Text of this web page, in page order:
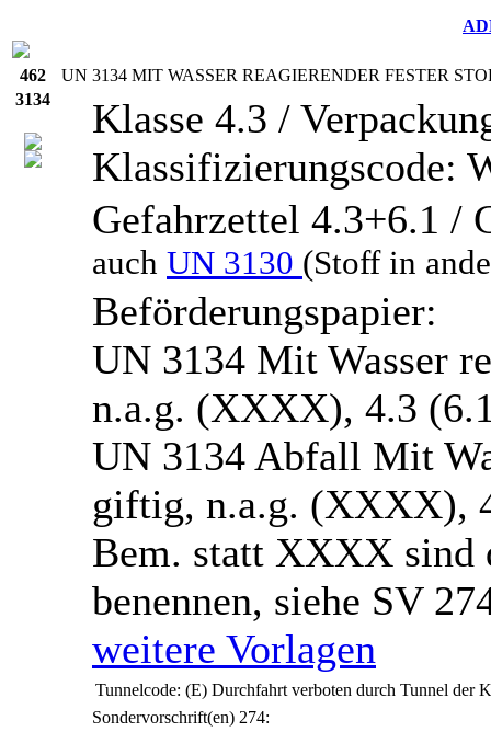
462
3134
UN 3134 MIT WASSER REAGIERENDER FESTER
Klasse 4.3 /
Klassifizierungscode:
Gefahrzettel 4.3+6.1 /
auch UN 3130 (Stoff in
Beförderungspapier:
UN 3134 Mit Wasser
n.a.g. (XXXX), 4.3
UN 3134 Abfall Mit
giftig, n.a.g. (XXXX),
Bem. statt XXXX sind
benennen, siehe SV
weitere Vorlagen
Tunnelcode: (E) Durchfahrt verboten durch Tunnel der
Sondervorschrift(en) 274: